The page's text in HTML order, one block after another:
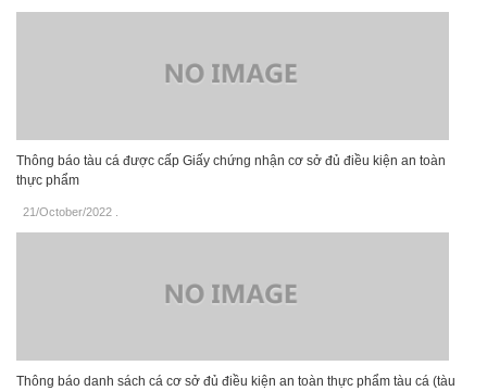
Thông báo tàu cá được cấp Giấy chứng nhận cơ sở đủ điều kiện an toàn
thực phẩm
21/October/2022
Thông báo danh sách cá cơ sở đủ điều kiện an toàn thực phẩm tàu cá (tàu